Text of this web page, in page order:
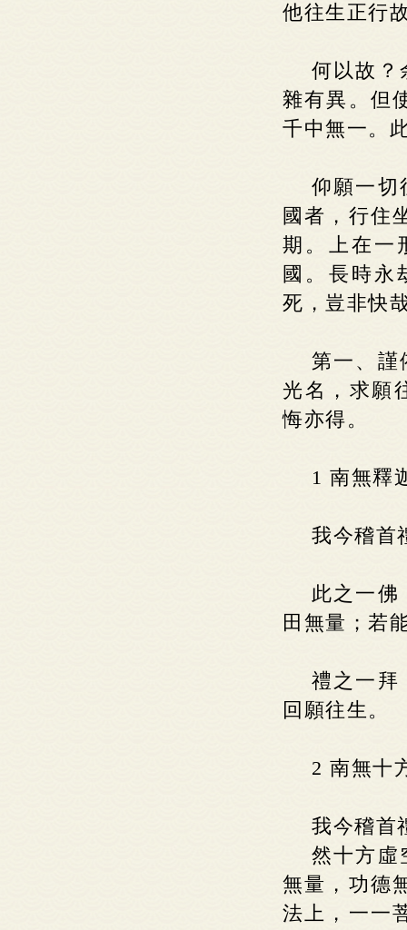
他往生正行
何以故？
雜有異。但
千中無一。
仰願一切
國者，行住
期。上在一
國。長時永
死，豈非快
第一、謹
光名，求願
悔亦得。
1 南無釋
我今稽首
此之一佛
田無量；若
禮之一拜
回願往生。
2 南無十
我今稽首
然十方虛
無量，功德
法上，一一